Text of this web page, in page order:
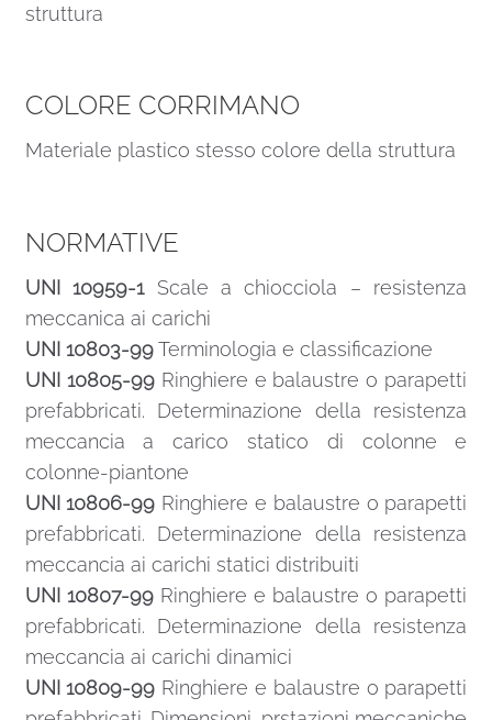
struttura
COLORE CORRIMANO
Materiale plastico stesso colore della struttura
NORMATIVE
UNI 10959-1Scale a chiocciola – resistenza
meccanica ai carichi
UNI 10803-99Terminologia e classificazione
UNI 10805-99Ringhiere e balaustre o parapetti
prefabbricati. Determinazione della resistenza
meccancia a carico statico di colonne e
colonne-piantone
UNI 10806-99 Ringhiere e balaustre o parapetti
prefabbricati. Determinazione della resistenza
meccancia ai carichi statici distribuiti
UNI 10807-99Ringhiere e balaustre o parapetti
prefabbricati. Determinazione della resistenza
meccancia ai carichi dinamici
UNI 10809-99 Ringhiere e balaustre o parapetti